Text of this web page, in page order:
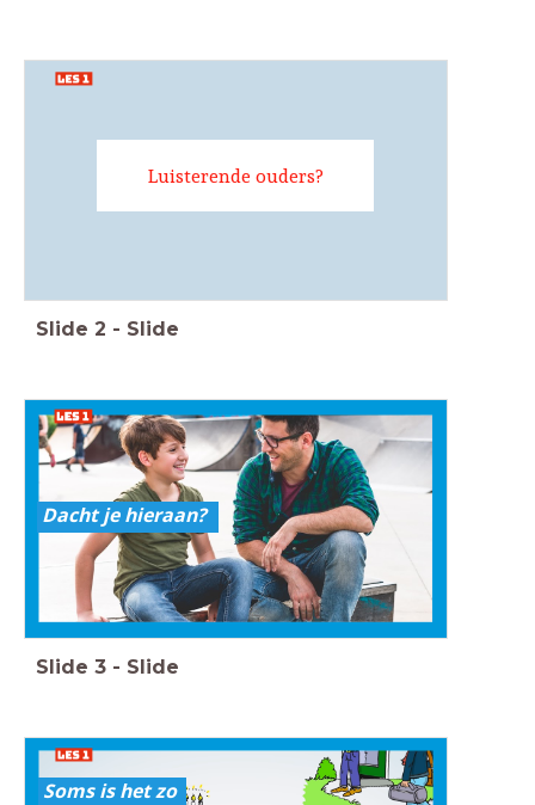
Luisterende ouders?
Slide 2 - Slide
Dacht je hieraan?
Slide 3 - Slide
Soms is het zo